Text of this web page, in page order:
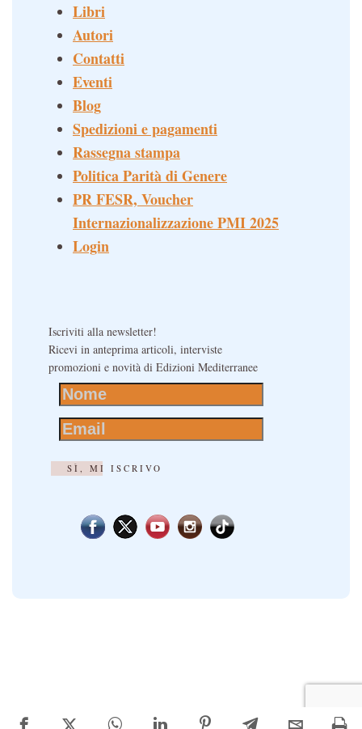
Libri
Autori
Contatti
Eventi
Blog
Spedizioni e pagamenti
Rassegna stampa
Politica Parità di Genere
PR FESR, Voucher
Internazionalizzazione PMI 2025
Login
Iscriviti alla newsletter!
Ricevi in anteprima articoli, interviste
promozioni e novità di Edizioni Mediterranee
SÌ, MI ISCRIVO